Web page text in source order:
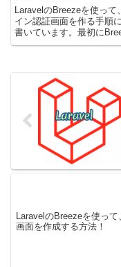
LaravelのBreezeを使って
イン認証画面を作る手順
書いています。最初に
ダウンロードや必要な準
用した場合にどうなるか
ました。...
LaravelのBreezeを使っ
画面を作成する方法！